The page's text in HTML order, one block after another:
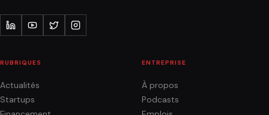
RUBRIQUES
Actualités
Startups
ENTREPRISE
À propos
Podcasts